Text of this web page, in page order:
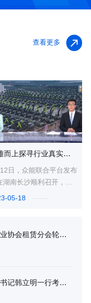
查看更多
迎难而上探寻行业真实价值，央视专访众能联合董事长兼总裁杨天利
日，众能联合平台发布
湖南长沙顺利召开，会
布了众能联合布局打磨
05-18
众能联合再次当选中国工程机械工业协会租赁分会轮值会长单位
领导关怀丨江苏省委常委南京市委书记韩立明一行考察调研众能联合